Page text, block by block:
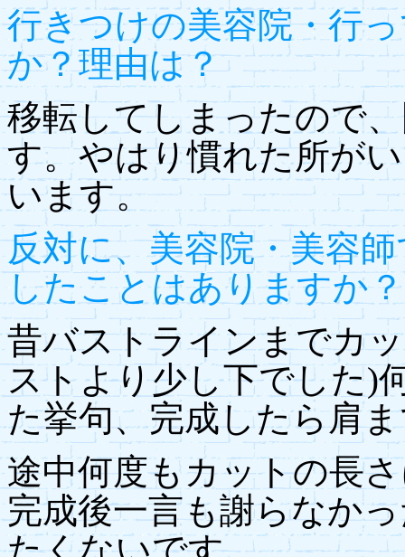
行きつけの美容院・行
か？理由は？
移転してしまったので
す。やはり慣れた所が
います。
反対に、美容院・美容
したことはありますか？
昔バストラインまでカ
ストより少し下でした)
た挙句、完成したら肩
途中何度もカットの長
完成後一言も謝らなか